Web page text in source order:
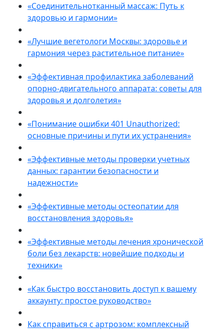
«Соединительнотканный массаж: Путь к
здоровью и гармонии»
«Лучшие вегетологи Москвы: здоровье и
гармония через растительное питание»
«Эффективная профилактика заболеваний
опорно-двигательного аппарата: советы для
здоровья и долголетия»
«Понимание ошибки 401 Unauthorized:
основные причины и пути их устранения»
«Эффективные методы проверки учетных
данных: гарантии безопасности и
надежности»
«Эффективные методы остеопатии для
восстановления здоровья»
«Эффективные методы лечения хронической
боли без лекарств: новейшие подходы и
техники»
«Как быстро восстановить доступ к вашему
аккаунту: простое руководство»
Как справиться с артрозом: комплексный